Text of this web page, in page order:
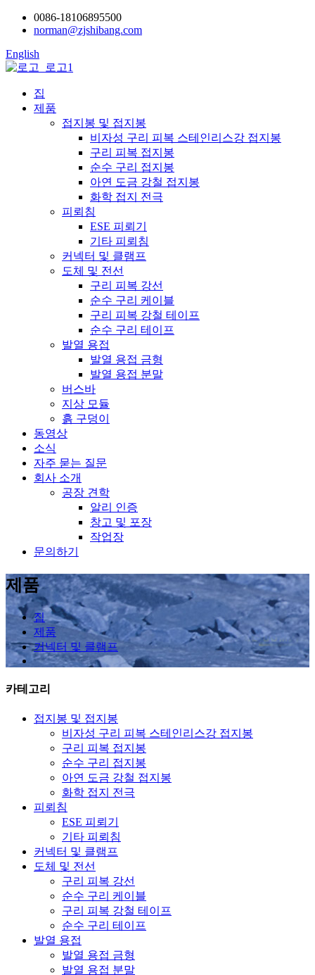
0086-18106895500
norman@zjshibang.com
English
집
제품
접지봉 및 접지봉
비자성 구리 피복 스테인리스강 접지봉
구리 피복 접지봉
순수 구리 접지봉
아연 도금 강철 접지봉
화학 접지 전극
피뢰침
ESE 피뢰기
기타 피뢰침
커넥터 및 클램프
도체 및 전선
구리 피복 강선
순수 구리 케이블
구리 피복 강철 테이프
순수 구리 테이프
발열 용접
발열 용접 금형
발열 용접 분말
버스바
지상 모듈
흙 구덩이
동영상
소식
자주 묻는 질문
회사 소개
공장 견학
알리 인증
창고 및 포장
작업장
문의하기
제품
집
제품
커넥터 및 클램프
카테고리
접지봉 및 접지봉
비자성 구리 피복 스테인리스강 접지봉
구리 피복 접지봉
순수 구리 접지봉
아연 도금 강철 접지봉
화학 접지 전극
피뢰침
ESE 피뢰기
기타 피뢰침
커넥터 및 클램프
도체 및 전선
구리 피복 강선
순수 구리 케이블
구리 피복 강철 테이프
순수 구리 테이프
발열 용접
발열 용접 금형
발열 용접 분말